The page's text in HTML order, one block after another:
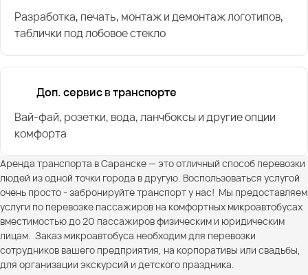
Разработка, печать, монтаж и демонтаж логотипов,
таблички под лобовое стекло
Доп. сервис в транспорте
Вай-фай, розетки, вода, ланчбоксы и другие опции
комфорта
Аренда транспорта в Саранске — это отличный способ перевозки
людей из одной точки города в другую. Воспользоваться услугой
очень просто - забронируйте транспорт у нас! Мы предоставляем
услуги по перевозке пассажиров на комфортных микроавтобусах
вместимостью до 20 пассажиров физическим и юридическим
лицам. Заказ микроавтобуса необходим для перевозки
сотрудников вашего предприятия, на корпоративы или свадьбы,
для организации экскурсий и детского праздника.